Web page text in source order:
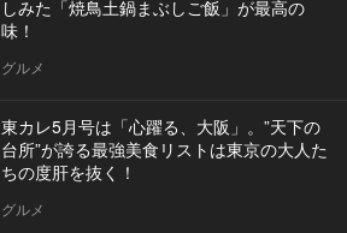
しみた「焼鳥土鍋まぶしご飯」が最高の
味！
グルメ
東カレ5月号は「心躍る、大阪」。”天下の
台所”が誇る最強美食リストは東京の大人た
ちの度肝を抜く！
グルメ